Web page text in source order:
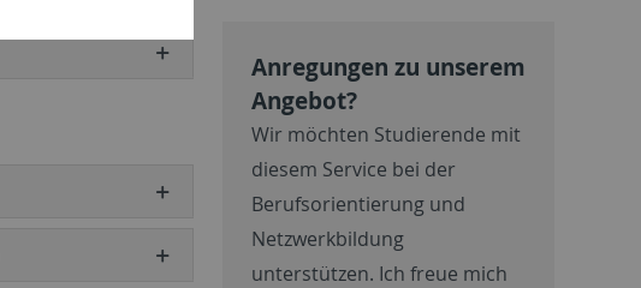
Anregungen zu unserem
Angebot?
Wir möchten Studierende mit
diesem Service bei der
Berufsorientierung und
Netzwerkbildung
unterstützen. Ich freue mich